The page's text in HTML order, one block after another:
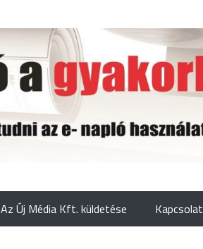
Az Új Média Kft. küldetése Kapcsolat